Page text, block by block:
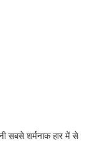
सबसे शर्मनाक हार में से